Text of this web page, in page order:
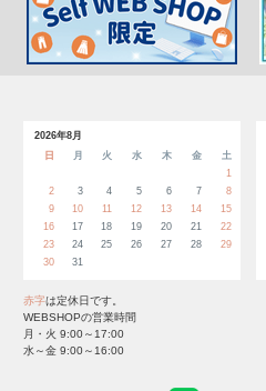
2026年8月
日
月 火 水 木 金
土
1
2
3 4 5 6 7
8
9
10 11 12 13 14
15
16
17 18 19 20 21
22
23
24 25 26 27 28
29
30
31
赤字は定休日です。
WEBSHOPの営業時間
月・火 9:00～17:00
水～金 9:00～16:00